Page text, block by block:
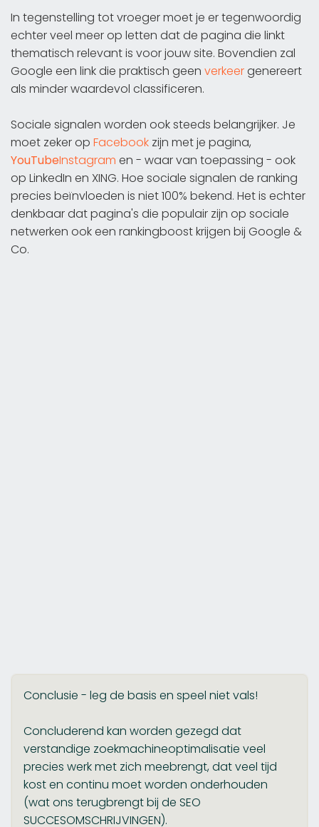
In tegenstelling tot vroeger moet je er tegenwoordig
echter veel meer op letten dat de pagina die linkt
thematisch relevant is voor jouw site. Bovendien zal
Google een link die praktisch geen verkeergenereert
als minder waardevol classificeren.
Sociale signalen worden ook steeds belangrijker. Je
moet zeker op Facebook zijn met je pagina,
YouTubeInstagram en - waar van toepassing - ook
op LinkedIn en XING. Hoe sociale signalen de ranking
precies beïnvloeden is niet 100% bekend. Het is echter
denkbaar dat pagina's die populair zijn op sociale
netwerken ook een rankingboost krijgen bij Google &
Co.
Conclusie - leg de basis en speel niet vals!
Concluderend kan worden gezegd dat
verstandige zoekmachineoptimalisatie veel
precies werk met zich meebrengt, dat veel tijd
kost en continu moet worden onderhouden
(wat ons terugbrengt bij de SEO
SUCCESOMSCHRIJVINGEN).